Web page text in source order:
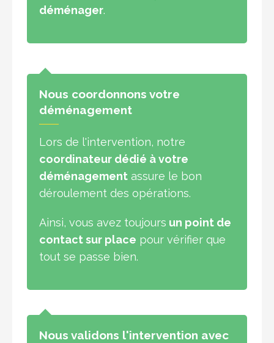
déménager.
Nous coordonnons votre
déménagement
Lors de l'intervention, notre
coordinateur dédié à votre
déménagement assure le bon
déroulement des opérations.
Ainsi, vous avez toujours un point de
contact sur place pour vérifier que
tout se passe bien.
Nous validons l'intervention avec